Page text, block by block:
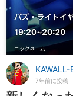
KAWALL-
7年前に投稿